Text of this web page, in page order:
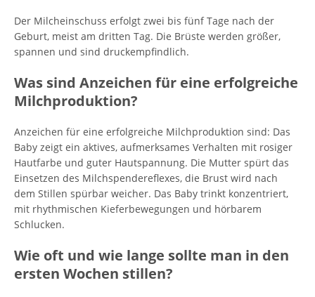
Der Milcheinschuss erfolgt zwei bis fünf Tage nach der
Geburt, meist am dritten Tag. Die Brüste werden größer,
spannen und sind druckempfindlich.
Was sind Anzeichen für eine erfolgreiche
Milchproduktion?
Anzeichen für eine erfolgreiche Milchproduktion sind: Das
Baby zeigt ein aktives, aufmerksames Verhalten mit rosiger
Hautfarbe und guter Hautspannung. Die Mutter spürt das
Einsetzen des Milchspendereflexes, die Brust wird nach
dem Stillen spürbar weicher. Das Baby trinkt konzentriert,
mit rhythmischen Kieferbewegungen und hörbarem
Schlucken.
Wie oft und wie lange sollte man in den
ersten Wochen stillen?